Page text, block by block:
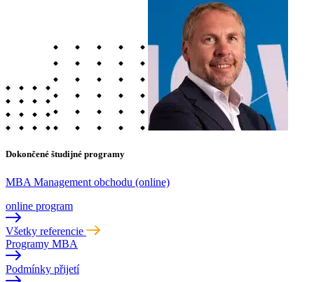
Dokončené študijné programy
MBA Management obchodu (online)
online program
Všetky referencie
Programy MBA
Podmínky přijetí